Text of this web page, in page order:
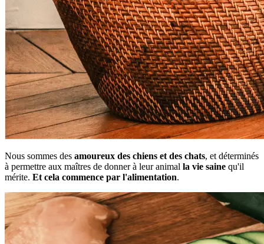
Nous sommes des amoureux des chiens et des chats, et déterminés
à permettre aux maîtres de donner à leur animal la vie saine qu'il
mérite. Et cela commence par l'alimentation.